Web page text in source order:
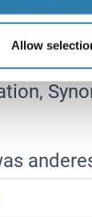
Allow